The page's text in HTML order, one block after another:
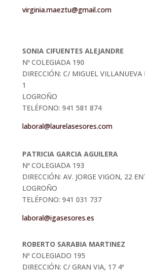
virginia.maeztu@gmail.com
SONIA CIFUENTES ALEJANDRE
Nº COLEGIADA 190
DIRECCIÓN: C/ MIGUEL VILLANUEVA
1
LOGROÑO
TELÉFONO: 941 581 874
laboral@laurelasesores.com
PATRICIA GARCIA AGUILERA
Nº COLEGIADA 193
DIRECCIÓN: AV. JORGE VIGON, 22
LOGROÑO
TELÉFONO: 941 031 737
laboral@igasesores.es
ROBERTO SARABIA MARTINEZ
Nº COLEGIADO 195
DIRECCIÓN: C/ GRAN VIA, 17 4º